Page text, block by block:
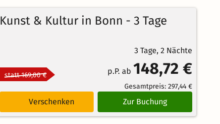
88%
Bewertungen
4.5/5
stornierbar
Kunst & Kultur in Bonn - 3 Tage
3 Tage, 2 Nächte
statt 169,00 € p.P. ab 148,72 €
Gesamtpreis: 297,44 €
Verschenken Zur Buchung